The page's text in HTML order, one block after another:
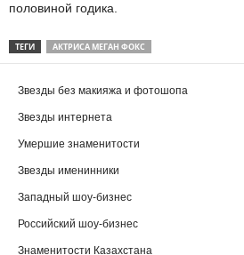
половиной годика.
ТЕГИ АКТРИСА МЕГАН ФОКС
Звезды без макияжа и фотошопа
Звезды интернета
Умершие знаменитости
Звезды именинники
Западный шоу-бизнес
Российский шоу-бизнес
Знаменитости Казахстана